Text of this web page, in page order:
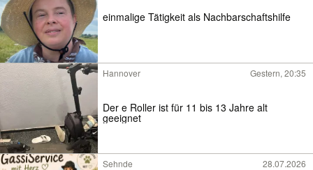
einmalige Tätigkeit als Nachbarschaftshilfe
Hannover Gestern, 20:35
Der e Roller ist für 11 bis 13 Jahre alt
geeignet
Sehnde 28.07.2026